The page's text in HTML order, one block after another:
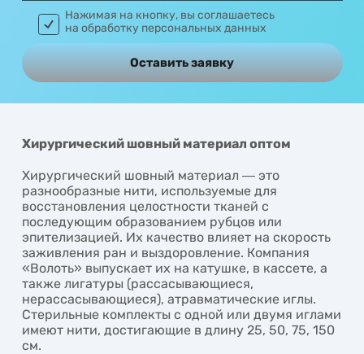
Нажимая на кнопку, вы соглашаетесь
на обработку персональных данных
Хирургический шовный материал оптом
Хирургический шовный материал ― это
разнообразные нити, используемые для
восстановления целостности тканей с
последующим образованием рубцов или
эпителизацией. Их качество влияет на скорость
заживления ран и выздоровление. Компания
«Волоть» выпускает их на катушке, в кассете, а
также лигатуры (рассасывающиеся,
нерассасывающиеся), атравматические иглы.
Стерильные комплекты с одной или двумя иглами
имеют нити, достигающие в длину 25, 50, 75, 150
см.